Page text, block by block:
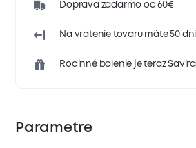
Doprava zadarmo od 60€
Na vrátenie tovaru máte 50 dní
Rodinné balenie je teraz Savira
Parametre